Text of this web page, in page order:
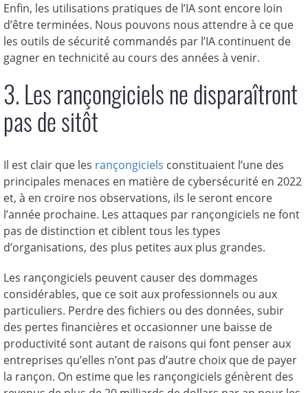
Enfin, les utilisations pratiques de l’IA sont encore loin
d’être terminées. Nous pouvons nous attendre à ce que
les outils de sécurité commandés par l’IA continuent de
gagner en technicité au cours des années à venir.
3. Les rançongiciels ne disparaîtront
pas de sitôt
Il est clair que les rançongiciels constituaient l’une des
principales menaces en matière de cybersécurité en 2022
et, à en croire nos observations, ils le seront encore
l’année prochaine. Les attaques par rançongiciels ne font
pas de distinction et ciblent tous les types
d’organisations, des plus petites aux plus grandes.
Les rançongiciels peuvent causer des dommages
considérables, que ce soit aux professionnels ou aux
particuliers. Perdre des fichiers ou des données, subir
des pertes financières et occasionner une baisse de
productivité sont autant de raisons qui font penser aux
entreprises qu’elles n’ont pas d’autre choix que de payer
la rançon. On estime que les rançongiciels génèrent des